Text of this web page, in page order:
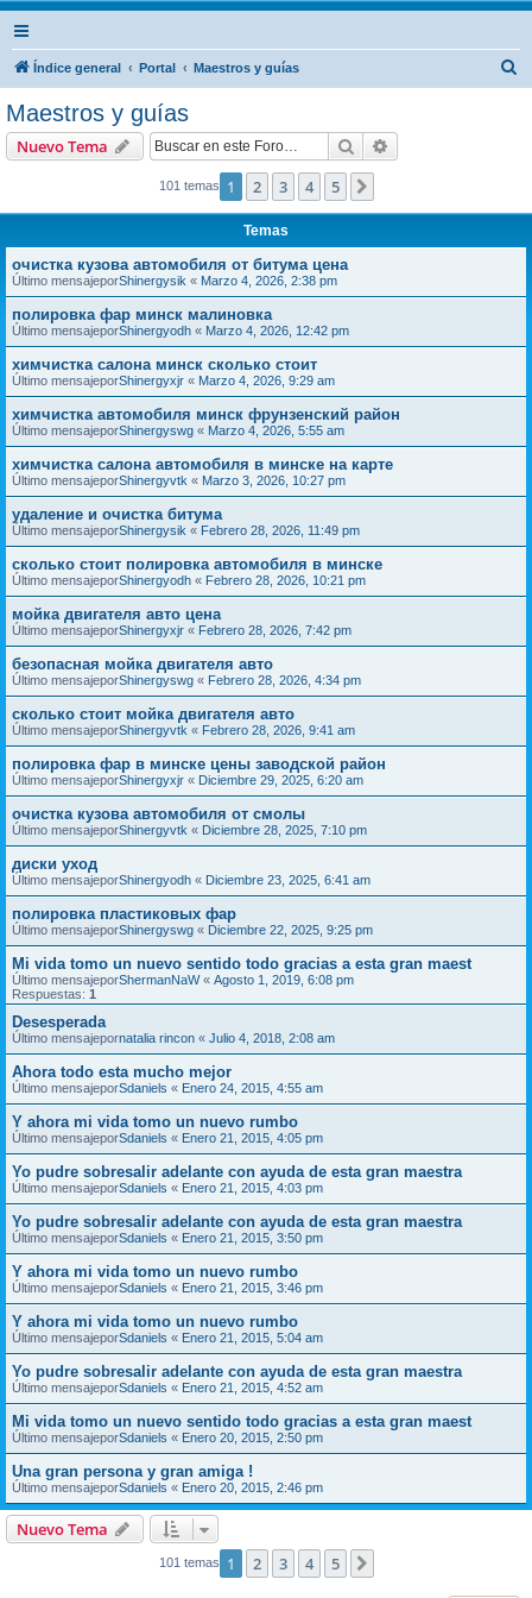
Índice general Portal Maestros y guías
Maestros y guías
Nuevo Tema Buscar
101 temas 1 2 3 4 5
Temas
очистка кузова автомобиля от битума цена
Último mensajeporShinergysik « Marzo 4, 2026, 2:38 pm
полировка фар минск малиновка
Último mensajeporShinergyodh « Marzo 4, 2026, 12:42 pm
химчистка салона минск сколько стоит
Último mensajeporShinergyxjr « Marzo 4, 2026, 9:29 am
химчистка автомобиля минск фрунзенский район
Último mensajeporShinergyswg « Marzo 4, 2026, 5:55 am
химчистка салона автомобиля в минске на карте
Último mensajeporShinergyvtk « Marzo 3, 2026, 10:27 pm
удаление и очистка битума
Último mensajeporShinergysik « Febrero 28, 2026, 11:49 pm
сколько стоит полировка автомобиля в минске
Último mensajeporShinergyodh « Febrero 28, 2026, 10:21 pm
мойка двигателя авто цена
Último mensajeporShinergyxjr « Febrero 28, 2026, 7:42 pm
безопасная мойка двигателя авто
Último mensajeporShinergyswg « Febrero 28, 2026, 4:34 pm
сколько стоит мойка двигателя авто
Último mensajeporShinergyvtk « Febrero 28, 2026, 9:41 am
полировка фар в минске цены заводской район
Último mensajeporShinergyxjr « Diciembre 29, 2025, 6:20 am
очистка кузова автомобиля от смолы
Último mensajeporShinergyvtk « Diciembre 28, 2025, 7:10 pm
диски уход
Último mensajeporShinergyodh « Diciembre 23, 2025, 6:41 am
полировка пластиковых фар
Último mensajeporShinergyswg « Diciembre 22, 2025, 9:25 pm
Mi vida tomo un nuevo sentido todo gracias a esta gran maest
Último mensajeporShermanNaW« Agosto 1, 2019, 6:08 pm
Respuestas: 1
Desesperada
Último mensajepornatalia rincon « Julio 4, 2018, 2:08 am
Ahora todo esta mucho mejor
Último mensajeporSdaniels « Enero 24, 2015, 4:55 am
Y ahora mi vida tomo un nuevo rumbo
Último mensajeporSdaniels « Enero 21, 2015, 4:05 pm
Yo pudre sobresalir adelante con ayuda de esta gran maestra
Último mensajeporSdaniels « Enero 21, 2015, 4:03 pm
Yo pudre sobresalir adelante con ayuda de esta gran maestra
Último mensajeporSdaniels « Enero 21, 2015, 3:50 pm
Y ahora mi vida tomo un nuevo rumbo
Último mensajeporSdaniels « Enero 21, 2015, 3:46 pm
Y ahora mi vida tomo un nuevo rumbo
Último mensajeporSdaniels « Enero 21, 2015, 5:04 am
Yo pudre sobresalir adelante con ayuda de esta gran maestra
Último mensajeporSdaniels « Enero 21, 2015, 4:52 am
Mi vida tomo un nuevo sentido todo gracias a esta gran maest
Último mensajeporSdaniels « Enero 20, 2015, 2:50 pm
Una gran persona y gran amiga !
Último mensajeporSdaniels « Enero 20, 2015, 2:46 pm
Nuevo Tema
101 temas 1 2 3 4 5